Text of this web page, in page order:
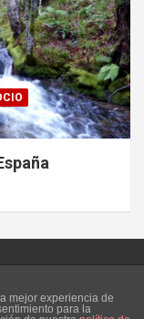
Theme Horse
mejor experiencia de
para la